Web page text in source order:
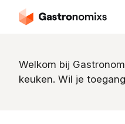
Welkom bij
keuken. Wil je